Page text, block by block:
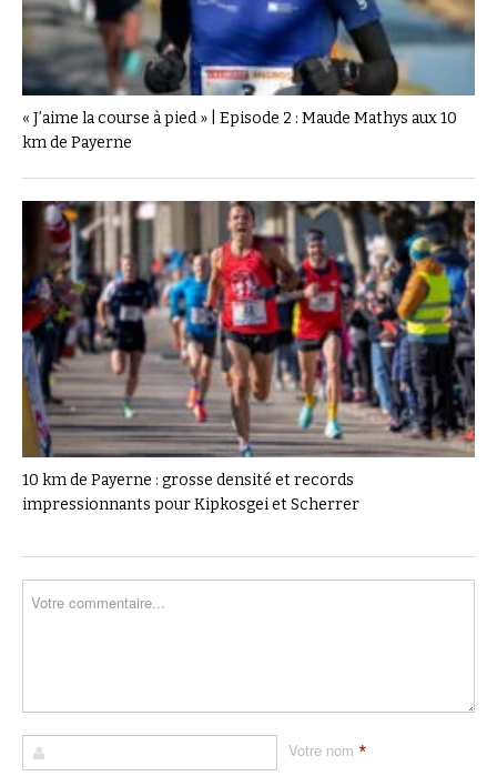
« J’aime la course à pied » | Episode 2 : Maude Mathys aux 10
km de Payerne
10 km de Payerne : grosse densité et records
impressionnants pour Kipkosgei et Scherrer
Votre nom *